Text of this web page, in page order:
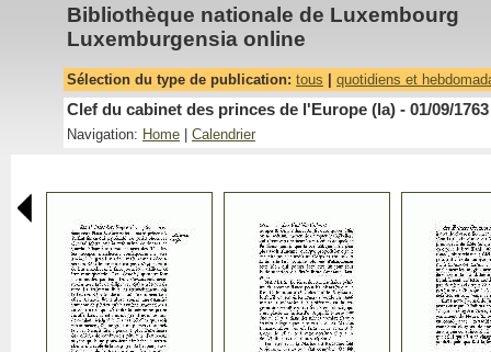
Bibliothèque nationale de Luxembourg
Luxemburgensia online
Sélection du type de publication: tous quotidiens et
Clef du cabinet des princes de l'Europe (la) - 01/09/1763
Navigation: Home Calendrier